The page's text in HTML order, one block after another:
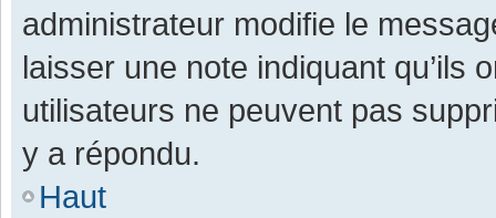
administrateur modifie le
laisser une note indiquant qu’ils
utilisateurs ne peuvent pas
y a répondu.
Haut